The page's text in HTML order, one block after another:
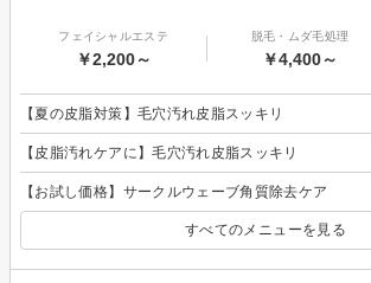
フェイシャルエステ
￥2,200～
脱毛・ムダ毛処理
￥4,400～
【夏の皮脂対策】毛穴汚れ皮脂スッキリ
【皮脂汚れケアに】毛穴汚れ皮脂スッキリ
【お試し価格】サークルウェーブ角質除去ケア
すべてのメニューを見る